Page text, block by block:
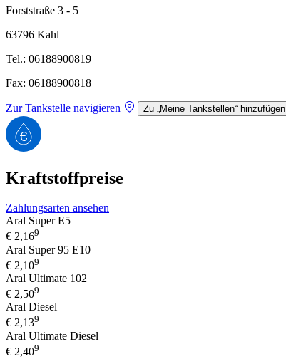
Forststraße 3 - 5
63796 Kahl
Tel.: 06188900819
Fax: 06188900818
Zur Tankstelle navigieren Zu „Meine Tankstellen“ hinzufügen
Kraftstoffpreise
Zahlungsarten ansehen
Aral Super E5
€ 2,169
Aral Super 95 E10
€ 2,109
Aral Ultimate 102
€ 2,509
Aral Diesel
€ 2,139
Aral Ultimate Diesel
€ 2,409